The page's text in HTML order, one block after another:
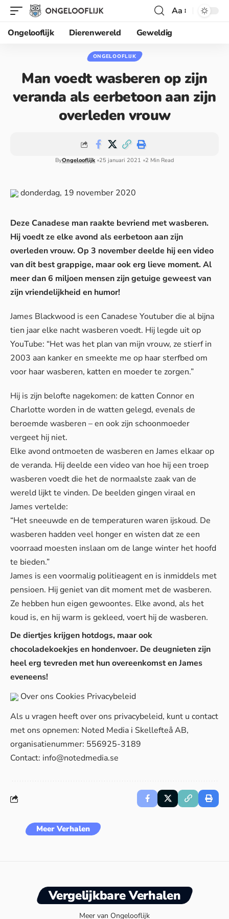
Aa
Ongelooflijk
Dierenwereld Geweldig
ONGELOOFLIJK
Man voedt wasberen op zijn
veranda als eerbetoon aan zijn
overleden vrouw
ByOngelooflijk 25 januari 2021 2 Min Read
donderdag, 19 november 2020
Deze Canadese man raakte bevriend met wasberen.
Hij voedt ze elke avond als eerbetoon aan zijn
overleden vrouw. Op 3 november deelde hij een video
van dit best grappige, maar ook erg lieve moment. Al
meer dan 6 miljoen mensen zijn getuige geweest van
zijn vriendelijkheid en humor!
James Blackwood is een Canadese Youtuber die al bijna
tien jaar elke nacht wasberen voedt. Hij legde uit op
YouTube: “Het was het plan van mijn vrouw, ze stierf in
2003 aan kanker en smeekte me op haar sterfbed om
voor haar wasberen, katten en moeder te zorgen.”
Hij is zijn belofte nagekomen: de katten Connor en
Charlotte worden in de watten gelegd, evenals de
beroemde wasberen – en ook zijn schoonmoeder
vergeet hij niet.
Elke avond ontmoeten de wasberen en James elkaar op
de veranda. Hij deelde een video van hoe hij een troep
wasberen voedt die het de normaalste zaak van de
wereld lijkt te vinden. De beelden gingen viraal en
James vertelde:
“Het sneeuwde en de temperaturen waren ijskoud. De
wasberen hadden veel honger en wisten dat ze een
voorraad moesten inslaan om de lange winter het hoofd
te bieden.”
James is een voormalig politieagent en is inmiddels met
pensioen. Hij geniet van dit moment met de wasberen.
Ze hebben hun eigen gewoontes. Elke avond, als het
koud is, en hij warm is gekleed, voert hij de wasberen.
De diertjes krijgen hotdogs, maar ook
chocoladekoekjes en hondenvoer. De deugnieten zijn
heel erg tevreden met hun overeenkomst en James
eveneens!
Over ons Cookies Privacybeleid
Als u vragen heeft over ons privacybeleid, kunt u contact
met ons opnemen: Noted Media i Skellefteå AB,
organisatienummer: 556925-3189
Contact: info@notedmedia.se
Meer Verhalen
Vergelijkbare Verhalen
Meer van Ongelooflijk